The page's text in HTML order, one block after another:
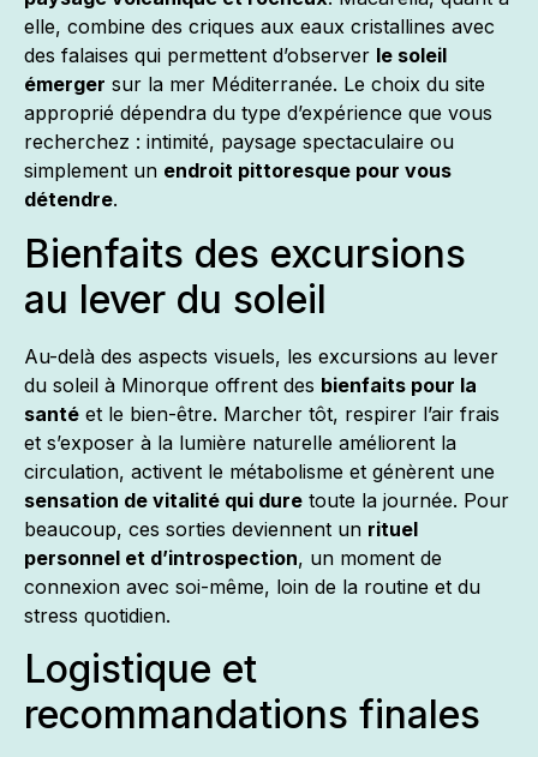
elle, combine des criques aux eaux cristallines avec
des falaises qui permettent d’observer le soleil
émerger sur la mer Méditerranée. Le choix du site
approprié dépendra du type d’expérience que vous
recherchez : intimité, paysage spectaculaire ou
simplement un endroit pittoresque pour vous
détendre.
Bienfaits des excursions
au lever du soleil
Au-delà des aspects visuels, les excursions au lever
du soleil à Minorque offrent des bienfaits pour la
santé et le bien-être. Marcher tôt, respirer l’air frais
et s’exposer à la lumière naturelle améliorent la
circulation, activent le métabolisme et génèrent une
sensation de vitalité qui dure toute la journée. Pour
beaucoup, ces sorties deviennent un rituel
personnel et d’introspection, un moment de
connexion avec soi-même, loin de la routine et du
stress quotidien.
Logistique et
recommandations finales